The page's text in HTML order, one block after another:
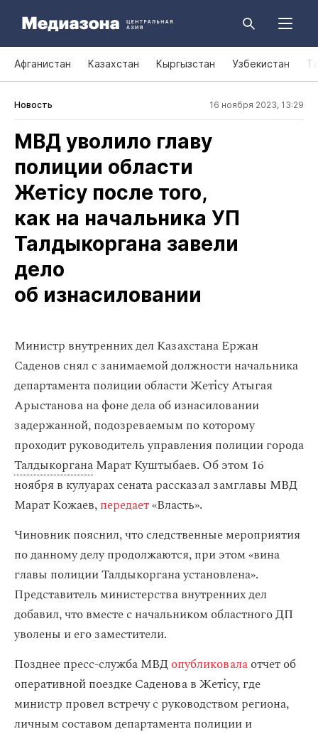
Афганистан Казахстан Кыргызстан Узбекистан
Новость 16 ноября 2023, 13:29
МВД уволило главу
полиции области
Жетісу после того,
как на начальника УП
Талдыкоргана завели
дело
об изнасиловании
Министр внутренних дел Казахстана Ержан
Саденов снял с занимаемой должности начальника
департамента полиции области Жетісу Атыгая
Арыстанова на фоне дела об изнасиловании
задержанной, подозреваемым по которому
проходит руководитель управления полиции города
ТалдыкорганаМарат Куштыбаев. Об этом 16
ноября в кулуарах сената рассказал замглавы МВД
Марат Кожаев,передает«Власть».
Чиновник пояснил, что следственные мероприятия
по данному делу продолжаются, при этом «вина
главы полиции Талдыкоргана установлена».
Представитель министерства внутренних дел
добавил, что вместе с начальником областного ДП
уволены и его заместители.
Позднее пресс-служба МВДопубликовалаотчет об
оперативной поездке Саденова в Жетісу, где
министр провел встречу с руководством региона,
личным составом департамента полиции и